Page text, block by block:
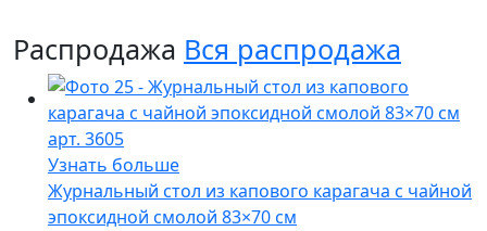
Распродажа Вся распродажа
арт. 3605
Узнать больше
Журнальный стол из капового карагача с чайной
эпоксидной смолой 83×70 см